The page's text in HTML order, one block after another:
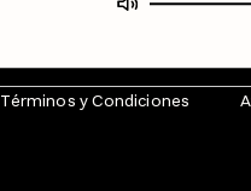
Términos y Condiciones